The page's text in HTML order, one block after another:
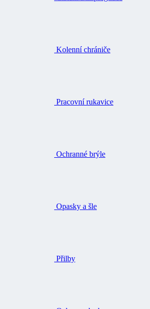
Kolenní chrániče
Pracovní rukavice
Ochranné brýle
Opasky a šle
Přilby